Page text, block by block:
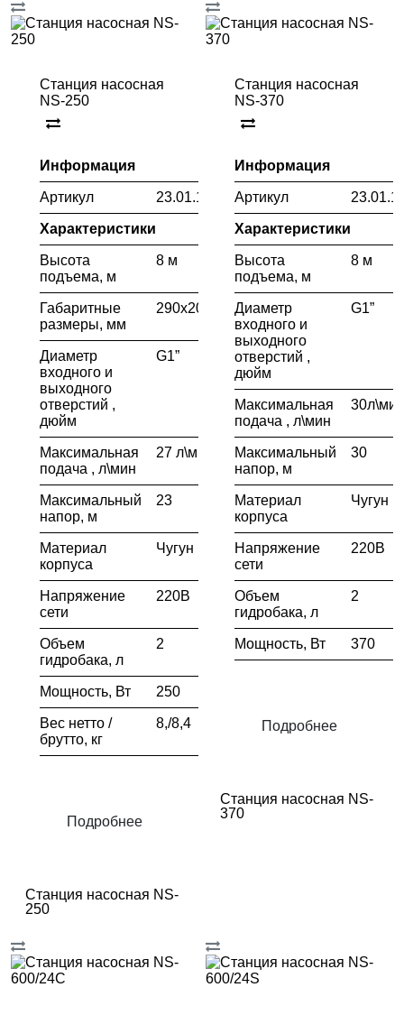
Станция насосная
NS-250
Информация
Артикул 23.01.120.056
Характеристики
Высота
подъема, м
8 м
Габаритные
размеры, мм
290х200х290
Диаметр
входного и
выходного
отверстий ,
дюйм
G1”
Максимальная
подача , л\мин
27 л\мин
Максимальный
напор, м
23
Материал
корпуса
Чугун
Напряжение
сети
220В
Объем
гидробака, л
2
Мощность, Вт 250
Вес нетто /
брутто, кг
8,/8,4
Подробнее
Станция насосная NS-
250
Станция насосная
NS-370
Информация
Артикул
Характеристики
Высота
подъема, м
8 м
Диаметр
входного и
выходного
отверстий ,
дюйм
G1”
Максимальная
подача , л\мин
30л\мин
Максимальный
напор, м
30
Материал
корпуса
Чугун
Напряжение
сети
220В
Объем
гидробака, л
2
Мощность, Вт 370
Подробнее
Станция насосная NS-
370